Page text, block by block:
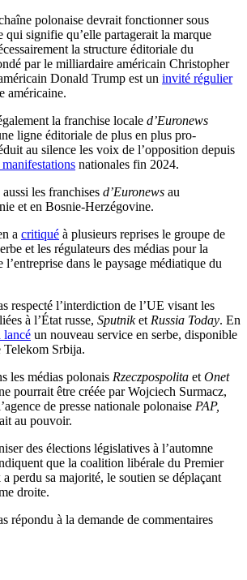
polonaise devrait fonctionner sous
qui signifie qu’elle partagerait la marque
la structure éditoriale du
par le milliardaire américain Christopher
Donald Trump est un invité régulier
américaine.
la franchise locale d’Euronews
ligne éditoriale de plus en plus pro-
au silence les voix de l’opposition depuis
manifestations nationales fin 2024.
les franchises d’Euronews au
et en Bosnie-Herzégovine.
a critiqué à plusieurs reprises le groupe de
et les régulateurs des médias pour la
dans le paysage médiatique du
respecté l’interdiction de l’UE visant les
à l’État russe, Sputniket Russia Today. En
lancé un nouveau service en serbe, disponible
Telekom Srbija.
les médias polonais Rzeczpospolita et Onet
pourrait être créée par Wojciech Surmacz,
de presse nationale polonaise PAP,
au pouvoir.
des élections législatives à l’automne
que la coalition libérale du Premier
perdu sa majorité, le soutien se déplaçant
droite.
répondu à la demande de commentaires